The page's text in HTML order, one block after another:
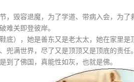
毁容退魔，为了学道、带病入会，为
难关即登彼岸。
底），她是善东又是老太太，她在家里
兜满世界，尽了又是顶顶又是顶底的责
了佛国，真能性如灰，也就是佛。